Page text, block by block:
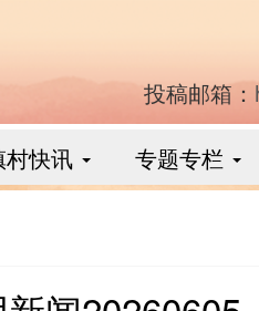
投稿邮箱：
村快讯 专题专栏